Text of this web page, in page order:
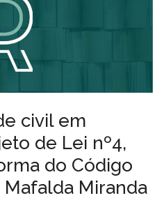
civil em
de Lei nº4,
do Código
Miranda